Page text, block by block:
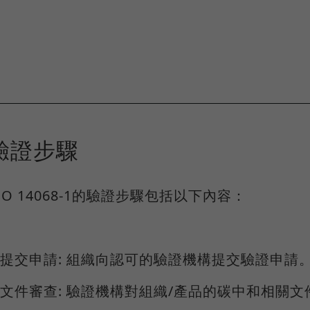
證步驟
14068-1的驗證步驟包括以下內容：
交申請: 組織向認可的驗證機構提交驗證申請。
件審查: 驗證機構對組織/產品的碳中和相關文